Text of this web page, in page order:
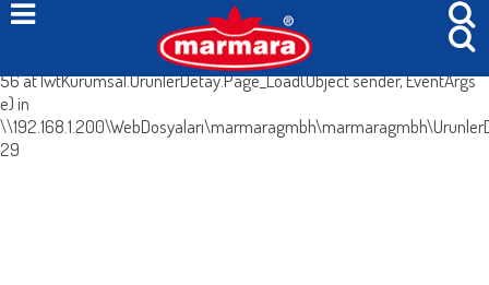
System.Web.HttpException (0x80004005): Böyle bir içerik yok. at
IwtKurumsal.UrunlerDetay.IcerikleriGetir() in
56 at IwtKurumsal.UrunlerDetay.Page_Load(Object sender, EventArgs
e) in
29